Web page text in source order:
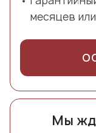
месяцев
Мы